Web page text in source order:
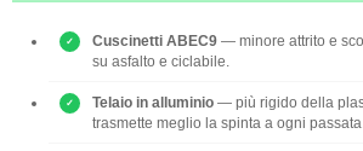
Cuscinetti ABEC9 — minore attrito e
su asfalto e ciclabile.
Telaio in alluminio — più rigido della
trasmette meglio la spinta a ogni passata.